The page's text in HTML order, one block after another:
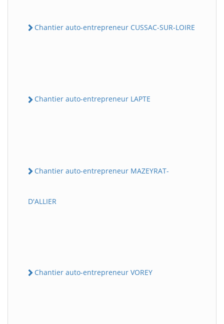
Chantier auto-entrepreneur CUSSAC-SUR-LOIRE
Chantier auto-entrepreneur LAPTE
Chantier auto-entrepreneur MAZEYRAT-
D'ALLIER
Chantier auto-entrepreneur VOREY